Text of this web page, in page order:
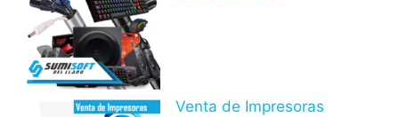
Venta de Impresoras